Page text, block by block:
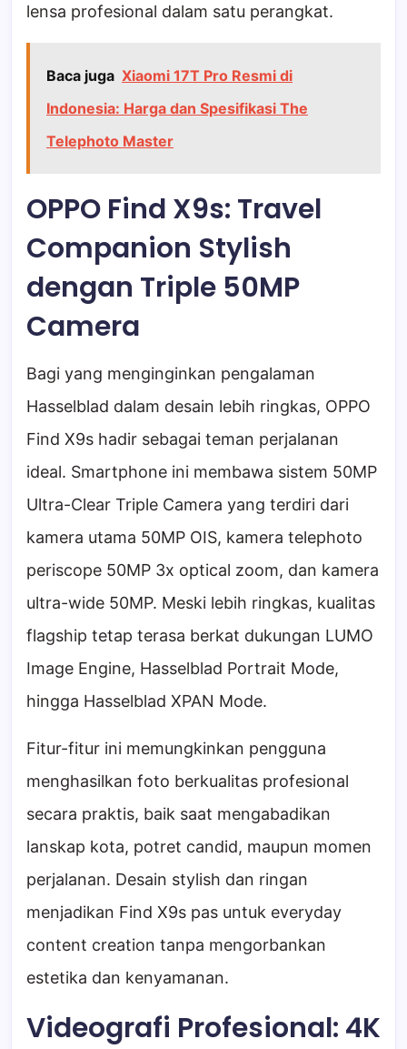
lensa profesional dalam satu perangkat.
Baca juga Xiaomi 17T Pro Resmi di
Indonesia: Harga dan Spesifikasi The
Telephoto Master
OPPO Find X9s: Travel
Companion Stylish
dengan Triple 50MP
Camera
Bagi yang menginginkan pengalaman
Hasselblad dalam desain lebih ringkas, OPPO
Find X9s hadir sebagai teman perjalanan
ideal. Smartphone ini membawa sistem 50MP
Ultra-Clear Triple Camera yang terdiri dari
kamera utama 50MP OIS, kamera telephoto
periscope 50MP 3x optical zoom, dan kamera
ultra-wide 50MP. Meski lebih ringkas, kualitas
flagship tetap terasa berkat dukungan LUMO
Image Engine, Hasselblad Portrait Mode,
hingga Hasselblad XPAN Mode.
Fitur-fitur ini memungkinkan pengguna
menghasilkan foto berkualitas profesional
secara praktis, baik saat mengabadikan
lanskap kota, potret candid, maupun momen
perjalanan. Desain stylish dan ringan
menjadikan Find X9s pas untuk everyday
content creation tanpa mengorbankan
estetika dan kenyamanan.
Videografi Profesional: 4K